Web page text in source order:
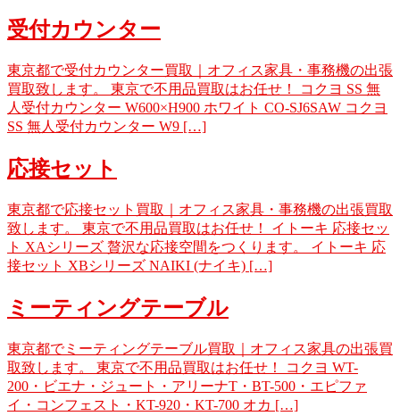
受付カウンター
東京都で受付カウンター買取｜オフィス家具・事務機の出張
買取致します。 東京で不用品買取はお任せ！ コクヨ SS 無
人受付カウンター W600×H900 ホワイト CO-SJ6SAW コクヨ
SS 無人受付カウンター W9 […]
応接セット
東京都で応接セット買取｜オフィス家具・事務機の出張買取
致します。 東京で不用品買取はお任せ！ イトーキ 応接セッ
ト XAシリーズ 贅沢な応接空間をつくります。 イトーキ 応
接セット XBシリーズ NAIKI (ナイキ) […]
ミーティングテーブル
東京都でミーティングテーブル買取｜オフィス家具の出張買
取致します。 東京で不用品買取はお任せ！ コクヨ WT-
200・ビエナ・ジュート・アリーナT・BT-500・エピファ
イ・コンフェスト・KT-920・KT-700 オカ […]